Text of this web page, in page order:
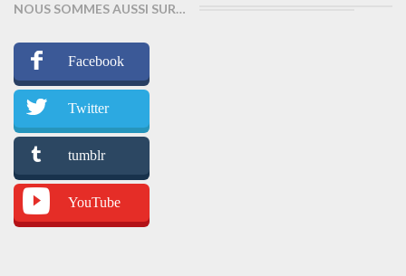
NOUS SOMMES AUSSI SUR…
Facebook
Twitter
tumblr
YouTube